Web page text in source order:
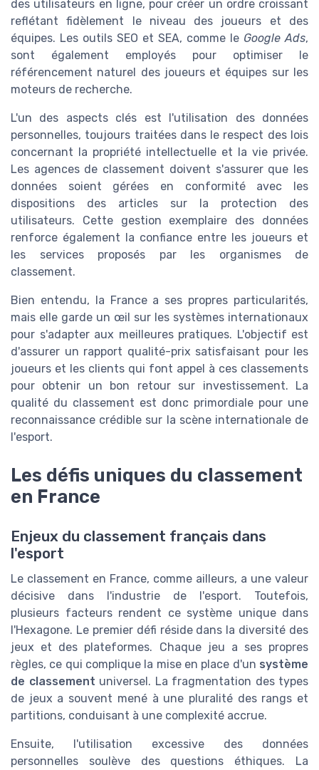
des utilisateurs en ligne, pour créer un ordre croissant
reflétant fidèlement le niveau des joueurs et des
équipes. Les outils SEO et SEA, comme le Google Ads,
sont également employés pour optimiser le
référencement naturel des joueurs et équipes sur les
moteurs de recherche.
L'un des aspects clés est l'utilisation des données
personnelles, toujours traitées dans le respect des lois
concernant la propriété intellectuelle et la vie privée.
Les agences de classement doivent s'assurer que les
données soient gérées en conformité avec les
dispositions des articles sur la protection des
utilisateurs. Cette gestion exemplaire des données
renforce également la confiance entre les joueurs et
les services proposés par les organismes de
classement.
Bien entendu, la France a ses propres particularités,
mais elle garde un œil sur les systèmes internationaux
pour s'adapter aux meilleures pratiques. L'objectif est
d'assurer un rapport qualité-prix satisfaisant pour les
joueurs et les clients qui font appel à ces classements
pour obtenir un bon retour sur investissement. La
qualité du classement est donc primordiale pour une
reconnaissance crédible sur la scène internationale de
l'esport.
Les défis uniques du classement
en France
Enjeux du classement français dans
l'esport
Le classement en France, comme ailleurs, a une valeur
décisive dans l'industrie de l'esport. Toutefois,
plusieurs facteurs rendent ce système unique dans
l'Hexagone. Le premier défi réside dans la diversité des
jeux et des plateformes. Chaque jeu a ses propres
règles, ce qui complique la mise en place d'un système
de classement universel. La fragmentation des types
de jeux a souvent mené à une pluralité des rangs et
partitions, conduisant à une complexité accrue.
Ensuite, l'utilisation excessive des données
personnelles soulève des questions éthiques. La